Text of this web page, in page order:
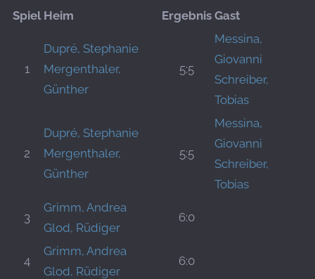
Spiel Heim Ergebnis Gast
1
Dupré, Stephanie
Mergenthaler,
Günther
5:5
Messina,
Giovanni
Schreiber,
Tobias
2
Dupré, Stephanie
Mergenthaler,
Günther
5:5
Messina,
Giovanni
Schreiber,
Tobias
3
Grimm, Andrea
Glod, Rüdiger
6:0
4
Grimm, Andrea
Glod, Rüdiger
6:0